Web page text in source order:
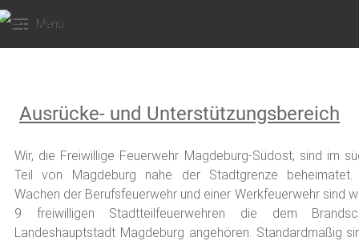
Menu
Ausrücke- und Unterstützungsbereich
Wir, die Freiwillige Feuerwehr Magdeburg-Südost, sind im
Teil von Magdeburg nahe der Stadtgrenze
Wachen der Berufsfeuerwehr und einer Werkfeuerwehr sind
9 freiwilligen Stadtteilfeuerwehren die dem
Landeshauptstadt Magdeburg angehören. Standardmäßig